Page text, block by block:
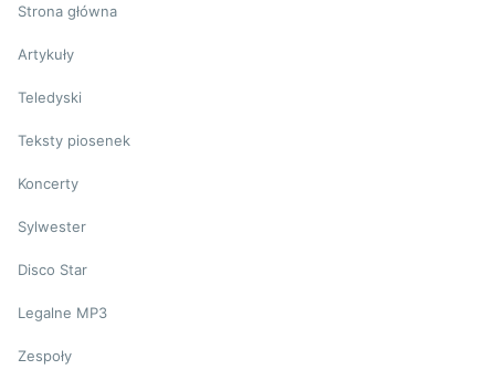
Strona główna
Artykuły
Teledyski
Teksty piosenek
Koncerty
Sylwester
Disco Star
Legalne MP3
Zespoły